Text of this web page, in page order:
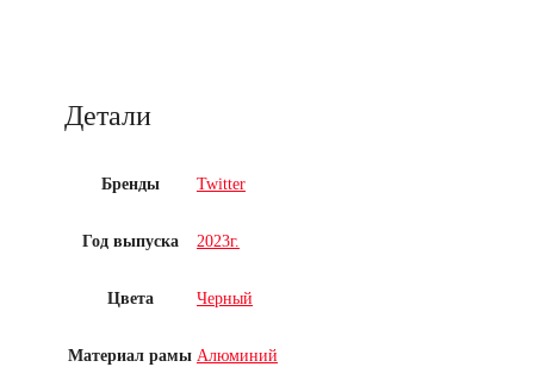
Детали
Бренды Twitter
Год выпуска 2023г.
Цвета Черный
Материал рамы Алюминий